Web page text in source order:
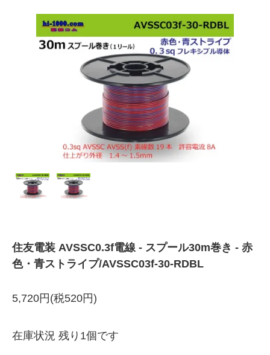
住友電装 AVSSC0.3f電線 - スプール30m巻き - 赤
色・青ストライプ/AVSSC03f-30-RDBL
5,720円(税520円)
在庫状況 残り1個です